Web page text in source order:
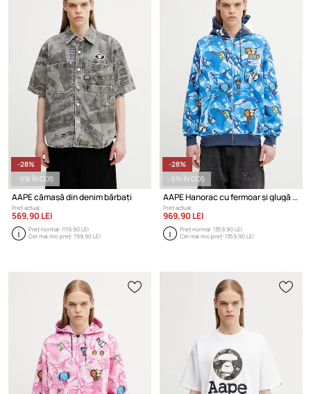
-28%
-5% ÎN COȘ
AAPE cămașă din denim bărbați
Preț actual:
569,90 LEI
Preț normal:1119,90 LEI
Cel mai mic preț:799,90 LEI
-28%
-5% ÎN COȘ
AAPE Hanorac cu fermoar și glugă din bumbac pentru bărbați
Preț actual:
969,90 LEI
Preț normal:1359,90 LEI
Cel mai mic preț:1359,90 LEI